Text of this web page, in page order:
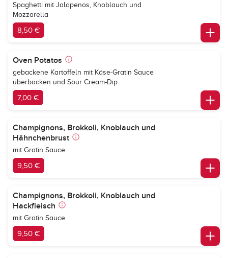
Spaghetti mit Jalapenos, Knoblauch und
Mozzarella
8,50 €
Oven Potatos
gebackene Kartoffeln mit Käse-Gratin Sauce
überbacken und Sour Cream-Dip
7,00 €
Champignons, Brokkoli, Knoblauch und
Hähnchenbrust
mit Gratin Sauce
9,50 €
Champignons, Brokkoli, Knoblauch und
Hackfleisch
mit Gratin Sauce
9,50 €